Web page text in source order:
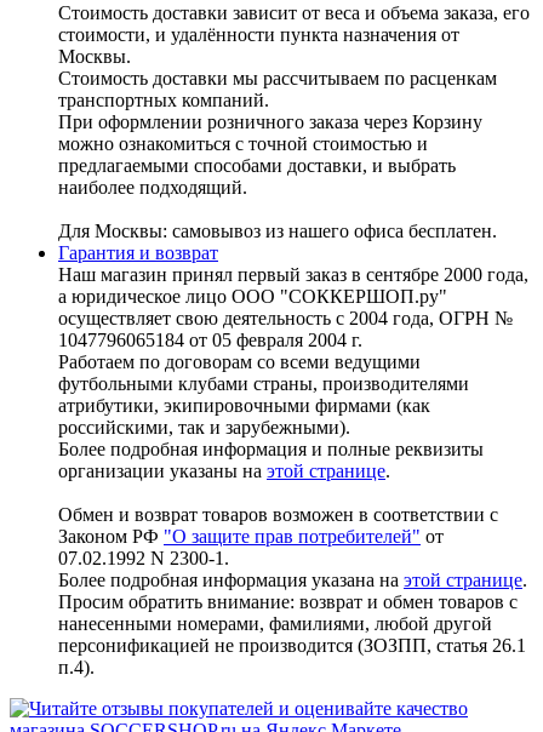
Стоимость доставки зависит от веса и объема заказа, его
стоимости, и удалённости пункта назначения от
Москвы.
Стоимость доставки мы рассчитываем по расценкам
транспортных компаний.
При оформлении розничного заказа через Корзину
можно ознакомиться с точной стоимостью и
предлагаемыми способами доставки, и выбрать
наиболее подходящий.
Для Москвы: самовывоз из нашего офиса бесплатен.
Гарантия и возврат
Наш магазин принял первый заказ в сентябре 2000 года,
а юридическое лицо ООО "СОККЕРШОП.ру"
осуществляет свою деятельность с 2004 года, ОГРН №
1047796065184 от 05 февраля 2004 г.
Работаем по договорам со всеми ведущими
футбольными клубами страны, производителями
атрибутики, экипировочными фирмами (как
российскими, так и зарубежными).
Более подробная информация и полные реквизиты
организации указаны на этой странице.
Обмен и возврат товаров возможен в соответствии с
Законом РФ "О защите прав потребителей" от
07.02.1992 N 2300-1.
Более подробная информация указана на этой странице.
Просим обратить внимание: возврат и обмен товаров с
нанесенными номерами, фамилиями, любой другой
персонификацией не производится (ЗОЗПП, статья 26.1
п.4).